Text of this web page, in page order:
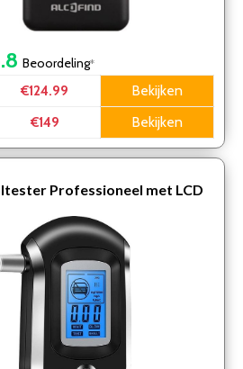
Beoordeling*
€124.99
Bekijken
€149 Bekijken
Professioneel met LCD
– Ademanalyse test